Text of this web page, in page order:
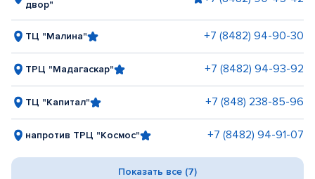
двор"
ТЦ "Малина" +7 (8482) 94-90-30
ТРЦ "Мадагаскар" +7 (8482) 94-93-92
ТЦ "Капитал" +7 (848) 238-85-96
напротив ТРЦ "Космос" +7 (8482) 94-91-07
Показать все (7)